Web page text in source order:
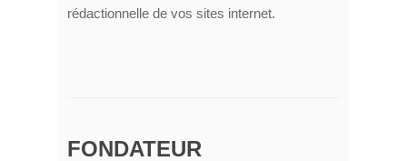
rédactionnelle de vos sites internet.
FONDATEUR